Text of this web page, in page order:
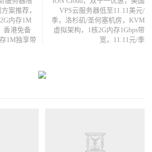
案推荐，
内存1M
香港免备
1M独享带
VPS云服务器低至11.11美元/
季，洛杉矶/圣何塞机房，KVM
虚拟架构，1核2G内存1Gbps带
宽，11.11元/季